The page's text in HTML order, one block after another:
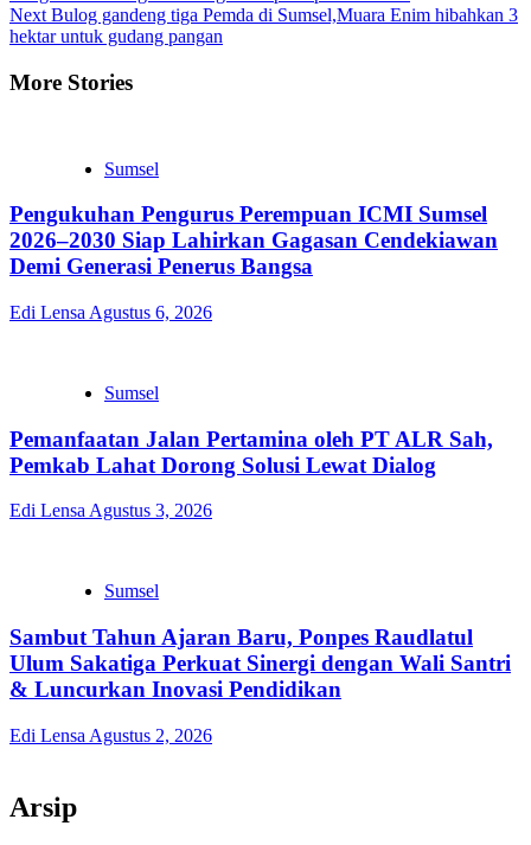
Next Bulog gandeng tiga Pemda di Sumsel,Muara Enim hibahkan 3
hektar untuk gudang pangan
More Stories
Sumsel
Pengukuhan Pengurus Perempuan ICMI Sumsel
2026–2030 Siap Lahirkan Gagasan Cendekiawan
Demi Generasi Penerus Bangsa
Edi Lensa Agustus 6, 2026
Sumsel
Pemanfaatan Jalan Pertamina oleh PT ALR Sah,
Pemkab Lahat Dorong Solusi Lewat Dialog
Edi Lensa Agustus 3, 2026
Sumsel
Sambut Tahun Ajaran Baru, Ponpes Raudlatul
Ulum Sakatiga Perkuat Sinergi dengan Wali Santri
& Luncurkan Inovasi Pendidikan
Edi Lensa Agustus 2, 2026
Arsip